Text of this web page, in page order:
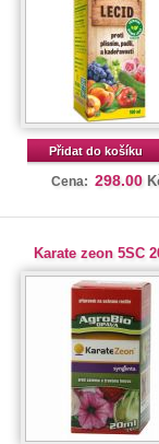
Přidat do košíku
Cena: 298.00
Karate zeon 5SC